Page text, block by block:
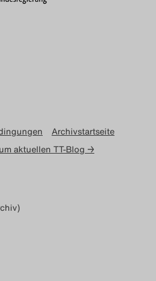
Archivstartseite
aktuellen TT-Blog →